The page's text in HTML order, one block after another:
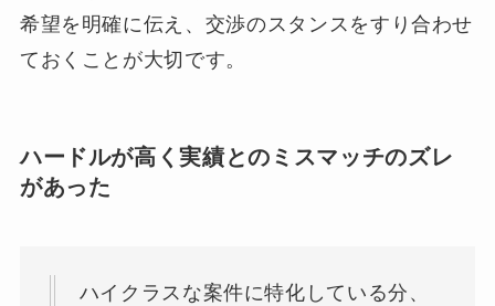
希望を明確に伝え、交渉のスタンスをすり合わせ
ておくことが大切です。
ハードルが高く実績とのミスマッチのズレ
があった
ハイクラスな案件に特化している分、